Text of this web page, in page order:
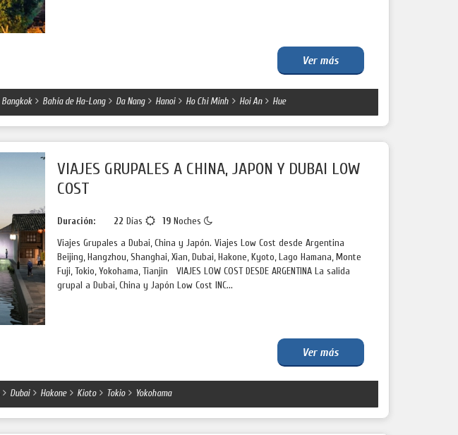
Ver más
Bangkok Bahía de Ha-Long Da Nang Hanoi Ho Chi Minh Hoi An Hue
VIAJES GRUPALES A CHINA, JAPON Y DUBAI LOW
COST
Duración: 22 Días 19Noches
Viajes Grupales a Dubai, China y Japón. Viajes Low Cost desde Argentina
Beijing, Hangzhou, Shanghai, Xian, Dubai, Hakone, Kyoto, Lago Hamana, Monte
Fuji, Tokio, Yokohama, Tianjin VIAJES LOW COST DESDE ARGENTINA La salida
grupal a Dubai, China y Japón Low Cost INC...
Ver más
Dubai Hakone Kioto Tokio Yokohama